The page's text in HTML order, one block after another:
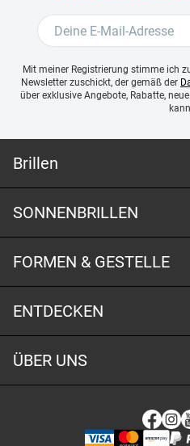
Mit meiner Registrierung stimme ich
Newsletter zuschickt, der gemäß der
über exklusive Angebote, Rabatte,
Brillen
SONNENBRILLEN
FORMEN & GESTELLE
ENTDECKEN
ÜBER UNS